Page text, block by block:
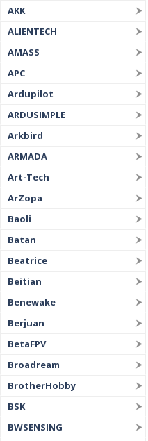
AKK
ALIENTECH
AMASS
APC
Ardupilot
ARDUSIMPLE
Arkbird
ARMADA
Art-Tech
ArZopa
Baoli
Batan
Beatrice
Beitian
Benewake
Berjuan
BetaFPV
Broadream
BrotherHobby
BSK
BWSENSING